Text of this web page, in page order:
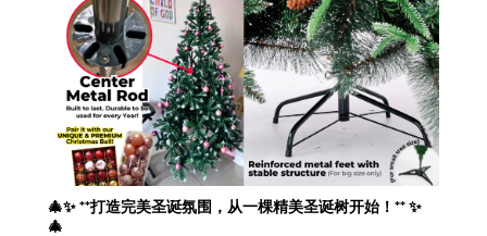
🎄✨ **打造完美圣诞氛围，从一棵精美圣诞树开始！** ✨
🎄